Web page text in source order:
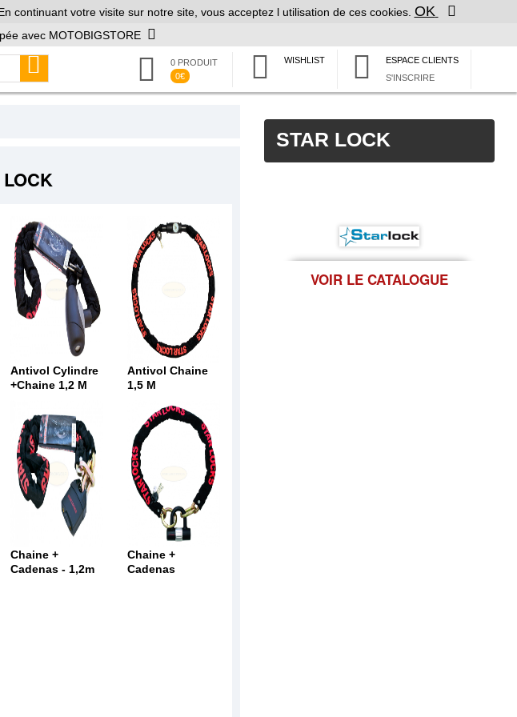
continuant votre visite sur notre site, vous acceptez l utilisation de ces cookies. OK
avec MOTOBIGSTORE
0 PRODUIT
0€
WISHLIST
ESPACE CLIENTS
S'INSCRIRE
Antivol Cylindre
+Chaine 1,2 M
Antivol Chaine
1,5 M
Chaine +
Cadenas - 1,2m
Chaine +
Cadenas
STAR LOCK
VOIR LE CATALOGUE